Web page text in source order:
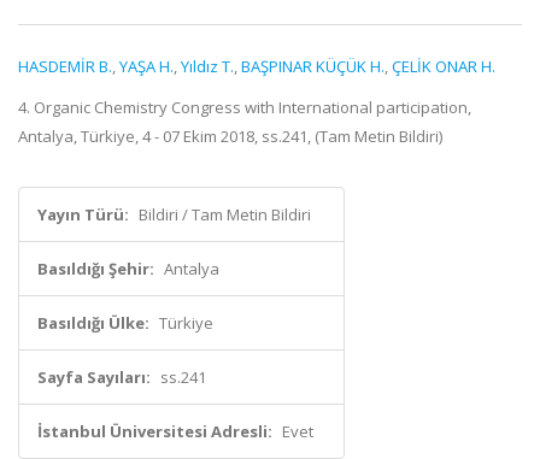
HASDEMİR B.,YAŞA H.,Yıldız T.,BAŞPINAR KÜÇÜK H.,ÇELİK ONAR H.
4. Organic Chemistry Congress with International participation,
Antalya, Türkiye, 4 - 07 Ekim 2018, ss.241, (Tam Metin Bildiri)
Yayın Türü: Bildiri / Tam Metin Bildiri
Basıldığı Şehir: Antalya
Basıldığı Ülke: Türkiye
Sayfa Sayıları: ss.241
İstanbul Üniversitesi Adresli: Evet